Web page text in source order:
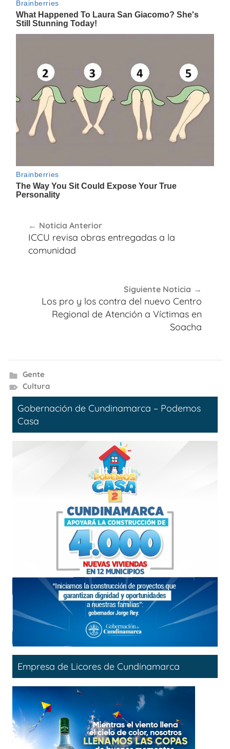
de
entradas
Noticia Anterior
ICCU revisa obras entregadas a la
comunidad
Siguiente Noticia
Los pro y los contra del nuevo Centro
Regional de Atención a Víctimas en
Soacha
Gente
Cultura
Gobernación de Cundinamarca – Podemos
Casa
Empresa de Licores de Cundinamarca